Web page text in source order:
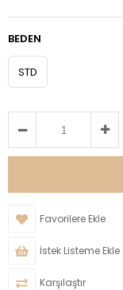
BEDEN
STD
Favorilere Ekle
İstek Listeme Ekle
Karşılaştır